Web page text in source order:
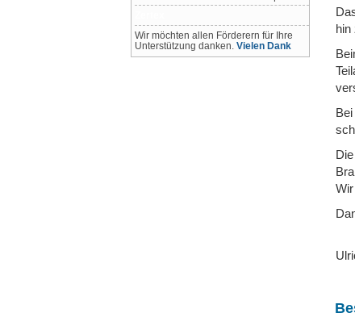
hin
Wir möchten allen Förderern für Ihre
Unterstützung danken. Vielen Dank